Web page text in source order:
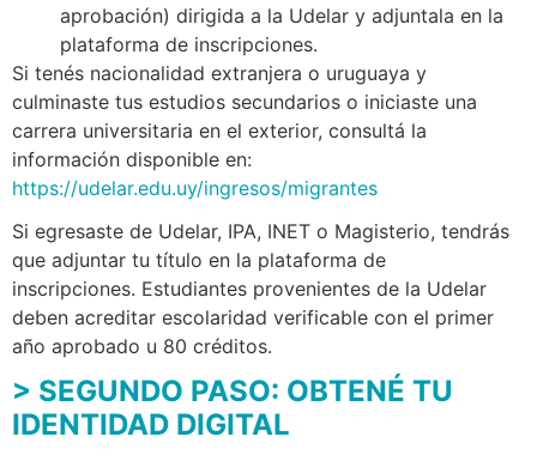
aprobación) dirigida a la Udelar y adjuntala en la
plataforma de inscripciones.
Si tenés nacionalidad extranjera o uruguaya y
culminaste tus estudios secundarios o iniciaste una
carrera universitaria en el exterior, consultá la
información disponible en:
https://udelar.edu.uy/ingresos/migrantes
Si egresaste de Udelar, IPA, INET o Magisterio, tendrás
que adjuntar tu título en la plataforma de
inscripciones. Estudiantes provenientes de la Udelar
deben acreditar escolaridad verificable con el primer
año aprobado u 80 créditos.
> SEGUNDO PASO: OBTENÉ TU
IDENTIDAD DIGITAL